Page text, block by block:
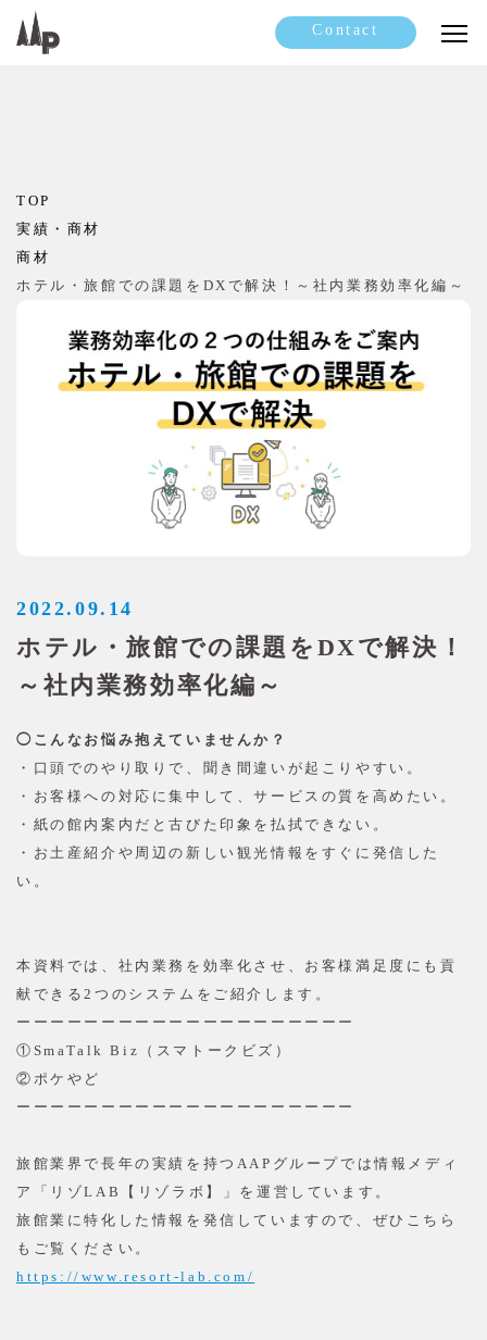
Contact
TOP
実績・商材
商材
ホテル・旅館での課題をDXで解決！～社内業務効率化編～
2022.09.14
ホテル・旅館での課題をDXで解決！
～社内業務効率化編～
◯こんなお悩み抱えていませんか？
・口頭でのやり取りで、聞き間違いが起こりやすい。
・お客様への対応に集中して、サービスの質を高めたい。
・紙の館内案内だと古びた印象を払拭できない。
・お土産紹介や周辺の新しい観光情報をすぐに発信した
い。
本資料では、社内業務を効率化させ、お客様満足度にも貢
献できる2つのシステムをご紹介します。
ーーーーーーーーーーーーーーーーーーーー
①SmaTalk Biz（スマトークビズ）
②ポケやど
ーーーーーーーーーーーーーーーーーーーー
旅館業界で長年の実績を持つAAPグループでは情報メディ
ア「リゾLAB【リゾラボ】」を運営しています。
旅館業に特化した情報を発信していますので、ぜひこちら
もご覧ください。
https://www.resort-lab.com/